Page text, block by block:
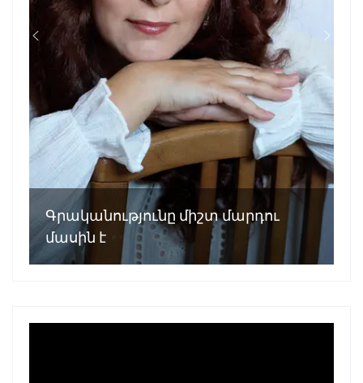
Գրականությունը միշտ մարդու
մասին է